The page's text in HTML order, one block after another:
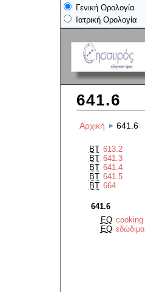
Γενική Ορολογία
Ιατρική Ορολογία
641.6
Αρχική 641.6
BT 613.2
BT 641.3
BT 641.4
BT 641.5
BT 664
641.6
EQ cooking
EQ